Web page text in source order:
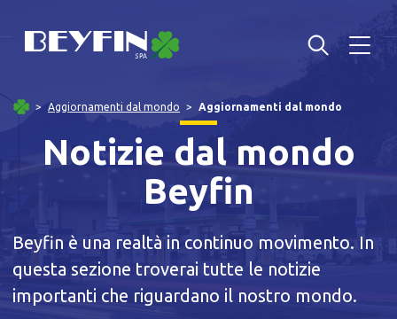
Aggiornamenti dal mondo Aggiornamenti dal mondo
Notizie dal mondo
Beyfin
Beyfin è una realtà in continuo movimento. In
questa sezione troverai tutte le notizie
importanti che riguardano il nostro mondo.